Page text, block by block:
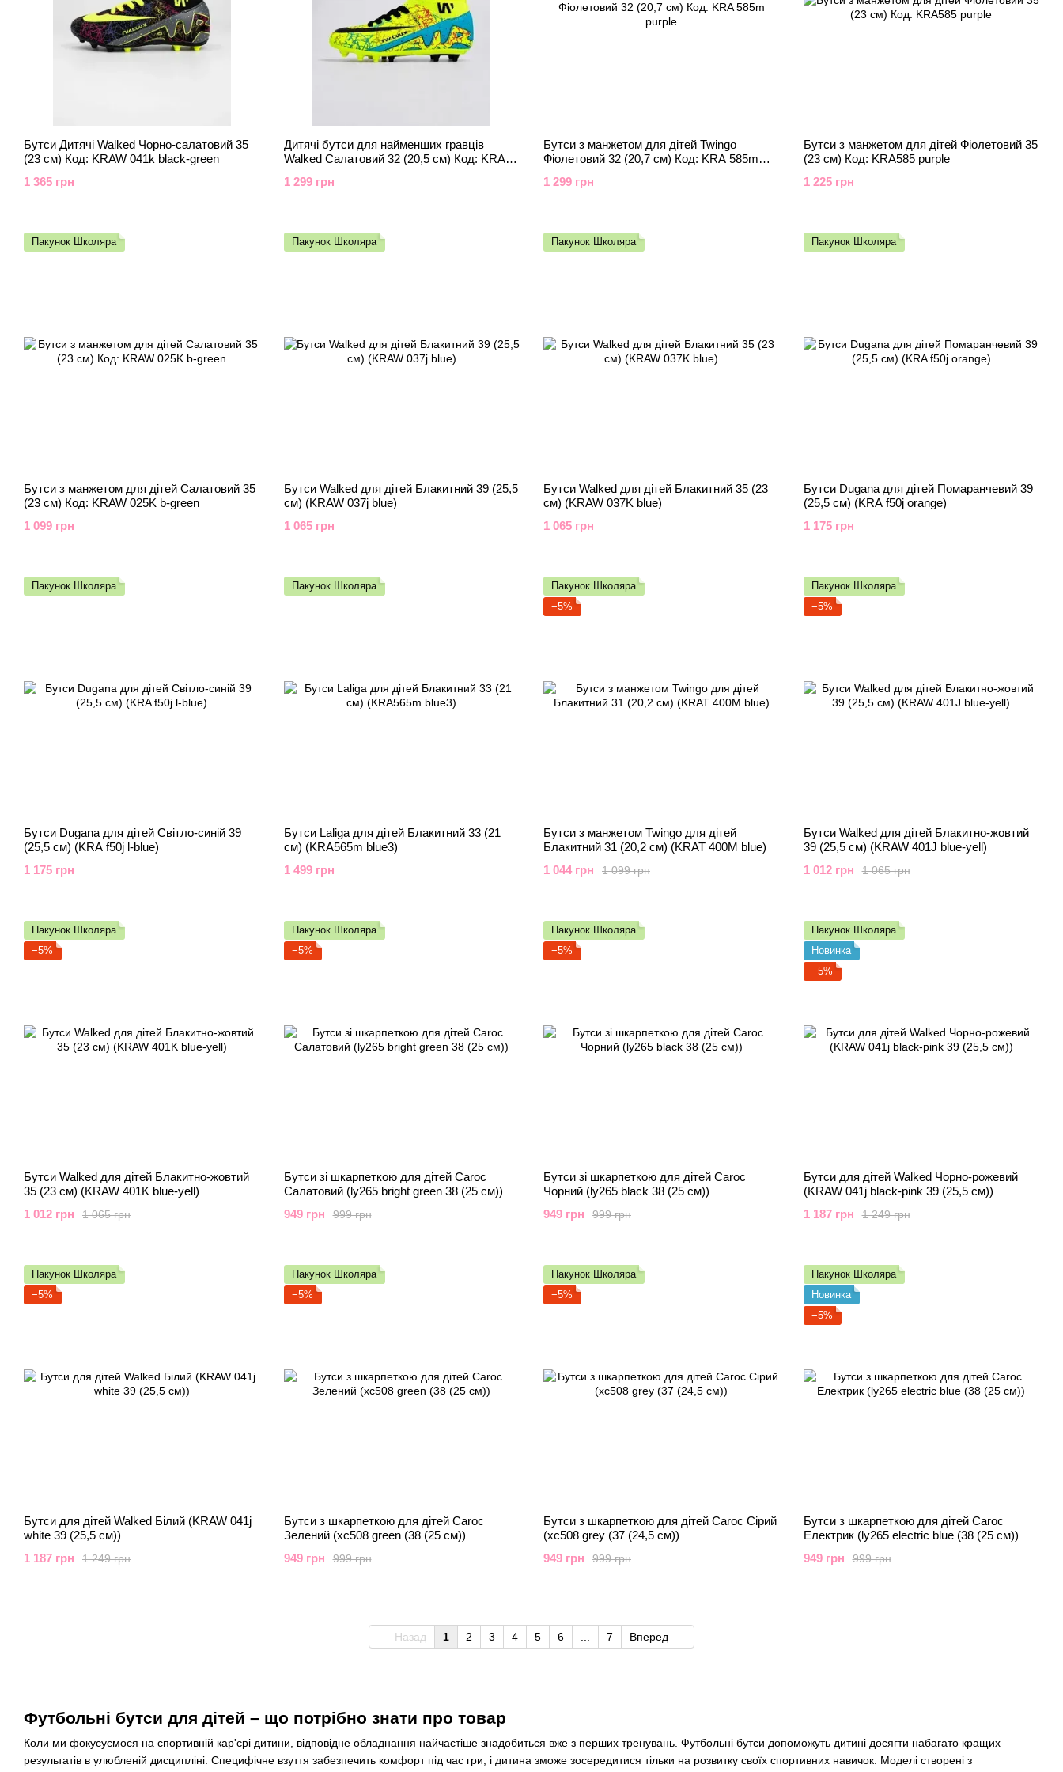
Футбольні бутси для дітей – що потрібно знати про товар
Коли ми фокусуємося на спортивній кар'єрі дитини, відповідне обладнання найчастіше знадобиться вже з перших тренувань. Футбольні бутси допоможуть дитині досягти набагато кращих
результатів в улюбленій дисципліні. Специфічне взуття забезпечить комфорт під час гри, і дитина зможе зосередитися тільки на розвитку своїх спортивних навичок. Моделі створені з
Бутси Дитячі Walked Чорно-салатовий 35
(23 см) Код: KRAW 041k black-green
1 365 грн
Дитячі бутси для найменших гравців
Walked Салатовий 32 (20,5 см) Код: KRAW
1 299 грн
Бутси з манжетом для дітей Twingo
Фіолетовий 32 (20,7 см) Код: KRA 585m
1 299 грн
Бутси з манжетом для дітей Фіолетовий 35
(23 см) Код: KRA585 purple
1 225 грн
Пакунок Школяра
Бутси з манжетом для дітей Салатовий 35
(23 см) Код: KRAW 025K b-green
1 099 грн
Пакунок Школяра
Бутси Walked для дітей Блакитний 39 (25,5
см) (KRAW 037j blue)
1 065 грн
Пакунок Школяра
Бутси Walked для дітей Блакитний 35 (23
см) (KRAW 037K blue)
1 065 грн
Пакунок Школяра
Бутси Dugana для дітей Помаранчевий 39
(25,5 см) (KRA f50j orange)
1 175 грн
Пакунок Школяра
Бутси Dugana для дітей Світло-синій 39
(25,5 см) (KRA f50j l-blue)
1 175 грн
Пакунок Школяра
Бутси Laliga для дітей Блакитний 33 (21
см) (KRA565m blue3)
1 499 грн
Пакунок Школяра
−5%
Бутси з манжетом Twingo для дітей
Блакитний 31 (20,2 см) (KRAT 400M blue)
1 099 грн
1 044 грн
Пакунок Школяра
−5%
Бутси Walked для дітей Блакитно-жовтий
39 (25,5 см) (KRAW 401J blue-yell)
1 065 грн
1 012 грн
Пакунок Школяра
−5%
Бутси Walked для дітей Блакитно-жовтий
35 (23 см) (KRAW 401K blue-yell)
1 065 грн
1 012 грн
Пакунок Школяра
−5%
Бутси зі шкарпеткою для дітей Caroc
Салатовий (ly265 bright green 38 (25 см))
999 грн
949 грн
Пакунок Школяра
−5%
Бутси зі шкарпеткою для дітей Caroc
Чорний (ly265 black 38 (25 см))
999 грн
949 грн
Пакунок Школяра
Новинка
−5%
Бутси для дітей Walked Чорно-рожевий
(KRAW 041j black-pink 39 (25,5 см))
1 249 грн
1 187 грн
Пакунок Школяра
−5%
Бутси для дітей Walked Білий (KRAW 041j
white 39 (25,5 см))
1 249 грн
1 187 грн
Пакунок Школяра
−5%
Бутси з шкарпеткою для дітей Caroc
Зелений (xc508 green (38 (25 см))
999 грн
949 грн
Пакунок Школяра
−5%
Бутси з шкарпеткою для дітей Caroc Сірий
(xc508 grey (37 (24,5 см))
999 грн
949 грн
Пакунок Школяра
Новинка
−5%
Бутси з шкарпеткою для дітей Caroc
Електрик (ly265 electric blue (38 (25 см))
999 грн
949 грн
Назад 1 2 3 4 5 6 7 Вперед